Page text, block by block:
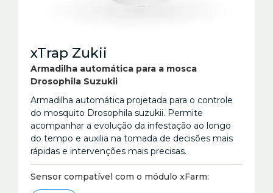
xTrap Zukii
Armadilha automática para a mosca
Drosophila Suzukii
Armadilha automática projetada para o controle
do mosquito Drosophila suzukii. Permite
acompanhar a evolução da infestação ao longo
do tempo e auxilia na tomada de decisões mais
rápidas e intervenções mais precisas.
Sensor compatível com o módulo xFarm: